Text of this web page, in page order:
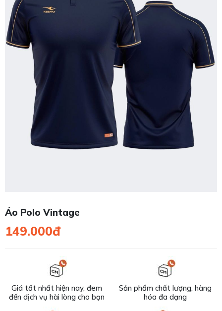
Áo Polo Vintage
149.000đ
Giá tốt nhất hiện nay, đem
đến dịch vụ hài lòng cho bạn
Sản phẩm chất lượng, hàng
hóa đa dạng